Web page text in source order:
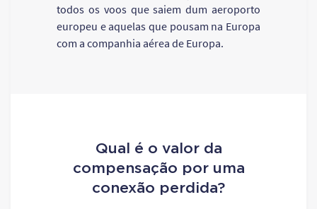
todos os voos que saiem dum aeroporto
europeu e aquelas que pousam na Europa
com a companhia aérea de Europa.
Qual é o valor da
compensação por uma
conexão perdida?